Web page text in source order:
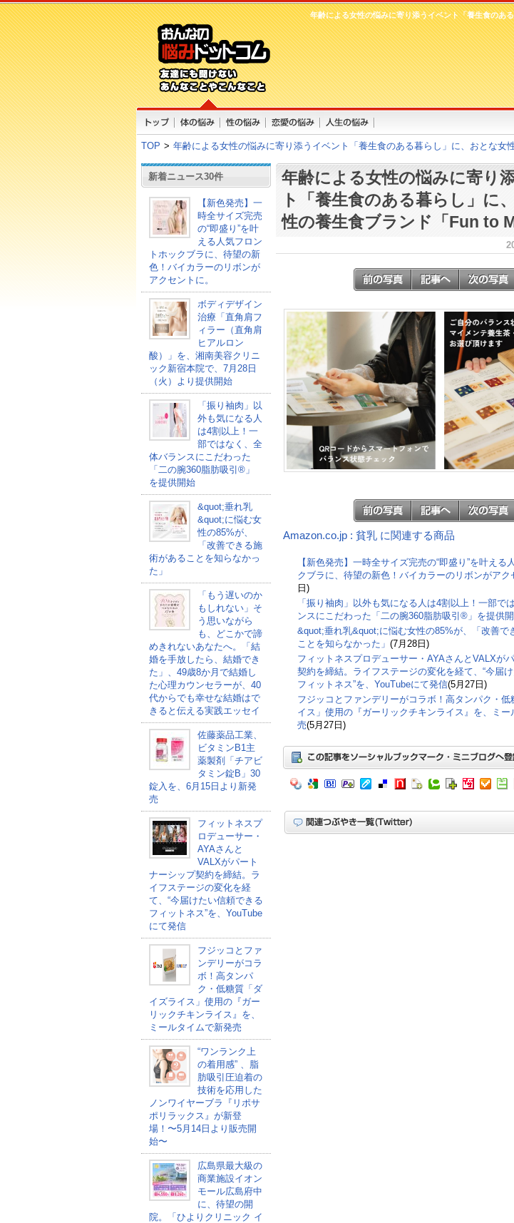
年齢による女性の悩みに寄り添うイベント「養生食のあ
TOP > 年齢による女性の悩みに寄り添うイベント「養生食のある暮らし」に、おとな女
新着ニュース30件
【新色発売】一
時全サイズ完売
の“即盛り”を叶
える人気フロン
トホックブラに、待望の新
色！バイカラーのリボンが
アクセントに。
ボディデザイン
治療「直角肩フ
ィラー（直角肩
ヒアルロン
酸）」を、湘南美容クリニ
ック新宿本院で、7月28日
（火）より提供開始
「振り袖肉」以
外も気になる人
は4割以上！一
部ではなく、全
体バランスにこだわった
「二の腕360脂肪吸引®」
を提供開始
&quot;垂れ乳
&quot;に悩む女
性の85%が、
「改善できる施
術があることを知らなかっ
た」
「もう遅いのか
もしれない」そ
う思いながら
も、どこかで諦
めきれないあなたへ。「結
婚を手放したら、結婚でき
た」、49歳8か月で結婚し
た心理カウンセラーが、40
代からでも幸せな結婚はで
きると伝える実践エッセイ
佐藤薬品工業、
ビタミンB1主
薬製剤「チアビ
タミン錠B」30
錠入を、6月15日より新発
売
フィットネスプ
ロデューサー・
AYAさんと
VALXがパート
ナーシップ契約を締結。ラ
イフステージの変化を経
て、“今届けたい信頼できる
フィットネス”を、YouTube
にて発信
フジッコとファ
ンデリーがコラ
ボ！高タンパ
ク・低糖質「ダ
イズライス」使用の『ガー
リックチキンライス』を、
ミールタイムで新発売
“ワンランク上
の着用感” 、脂
肪吸引圧迫着の
技術を応用した
ノンワイヤーブラ『リポサ
ポリラックス』が新登
場！〜5月14日より販売開
始〜
広島県最大級の
商業施設イオン
モール広島府中
に、待望の開
院。「ひよりクリニック イ
年齢による女性の悩みに寄り
ト「養生食のある暮らし」に
性の養生食ブランド「Fun to
Amazon.co.jp : 貧乳 に関連する商品
【新色発売】一時全サイズ完売の“即盛り”を叶える
クブラに、待望の新色！バイカラーのリボンがアク
日)
「振り袖肉」以外も気になる人は4割以上！一部で
ンスにこだわった「二の腕360脂肪吸引®」を提供
&quot;垂れ乳&quot;に悩む女性の85%が、「改善で
ことを知らなかった」 (7月28日)
フィットネスプロデューサー・AYAさんとVALXが
契約を締結。ライフステージの変化を経て、“今届
フィットネス”を、YouTubeにて発信(5月27日)
フジッコとファンデリーがコラボ！高タンパク・低
イス」使用の『ガーリックチキンライス』を、ミー
売(5月27日)